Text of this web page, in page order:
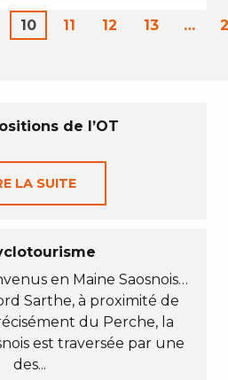
10 11 12 13 …
de l’OT
LA SUITE
en Maine Saosnois…
Sarthe, à proximité de
du Perche, la
est traversée par une
des...